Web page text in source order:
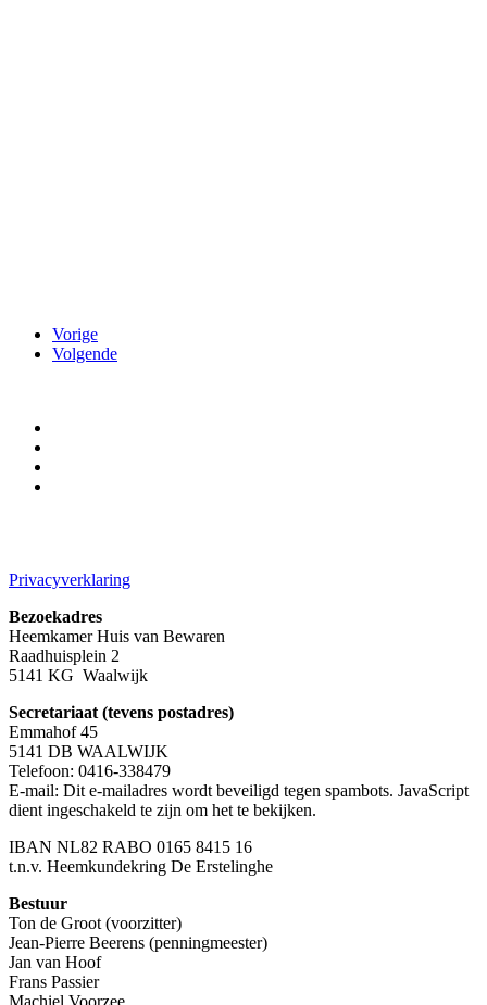
Vorige
Volgende
Privacyverklaring
Bezoekadres
Heemkamer Huis van Bewaren
Raadhuisplein 2
5141 KG Waalwijk
Secretariaat (tevens postadres)
Emmahof 45
5141 DB WAALWIJK
Telefoon: 0416-338479
E-mail: Dit e-mailadres wordt beveiligd tegen spambots. JavaScript
dient ingeschakeld te zijn om het te bekijken.
IBAN NL82 RABO 0165 8415 16
t.n.v. Heemkundekring De Erstelinghe
Bestuur
Ton de Groot (voorzitter)
Jean-Pierre Beerens (penningmeester)
Jan van Hoof
Frans Passier
Machiel Voorzee